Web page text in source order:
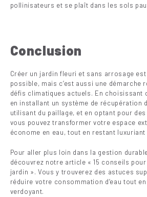
pollinisateurs et se plaît dans les sols
Conclusion
Créer un jardin fleuri et sans arrosage
possible, mais c’est aussi une démarche
défis climatiques actuels. En choisissant
en installant un système de récupération
utilisant du paillage, et en optant pour
vous pouvez transformer votre espace
économe en eau, tout en restant
Pour aller plus loin dans la gestion
découvrez notre article « 15 conseils pour
jardin ». Vous y trouverez des astuces
réduire votre consommation d’eau tout
verdoyant.